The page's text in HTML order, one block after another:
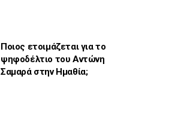
Ποιος ετοιμάζεται για το
ψηφοδέλτιο του Αντώνη
Σαμαρά στην Ημαθία;